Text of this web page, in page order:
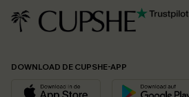
DOWNLOAD DE CUPSHE-APP